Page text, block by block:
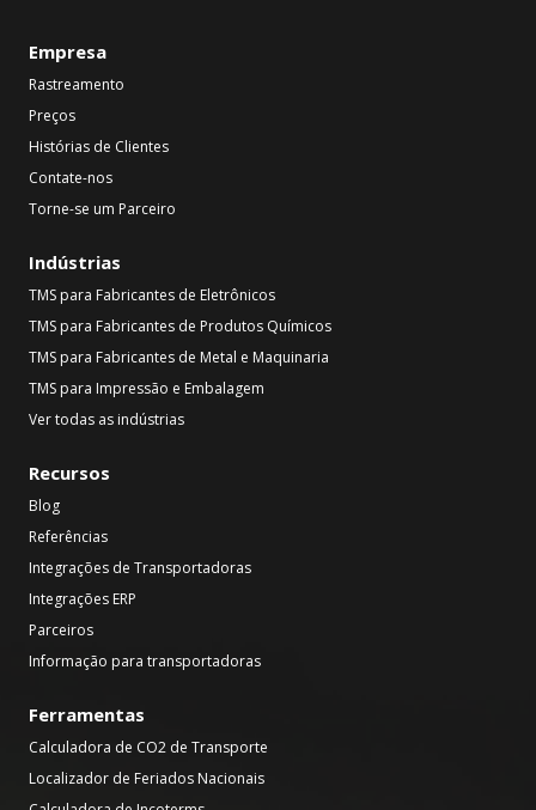
Empresa
Rastreamento
Preços
Histórias de Clientes
Contate-nos
Torne-se um Parceiro
Indústrias
TMS para Fabricantes de Eletrônicos
TMS para Fabricantes de Produtos Químicos
TMS para Fabricantes de Metal e Maquinaria
TMS para Impressão e Embalagem
Ver todas as indústrias
Recursos
Blog
Referências
Integrações de Transportadoras
Integrações ERP
Parceiros
Informação para transportadoras
Ferramentas
Calculadora de CO2 de Transporte
Localizador de Feriados Nacionais